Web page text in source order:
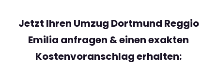
Jetzt Ihren Umzug Dortmund Reggio
Emilia anfragen & einen exakten
Kostenvoranschlag erhalten: